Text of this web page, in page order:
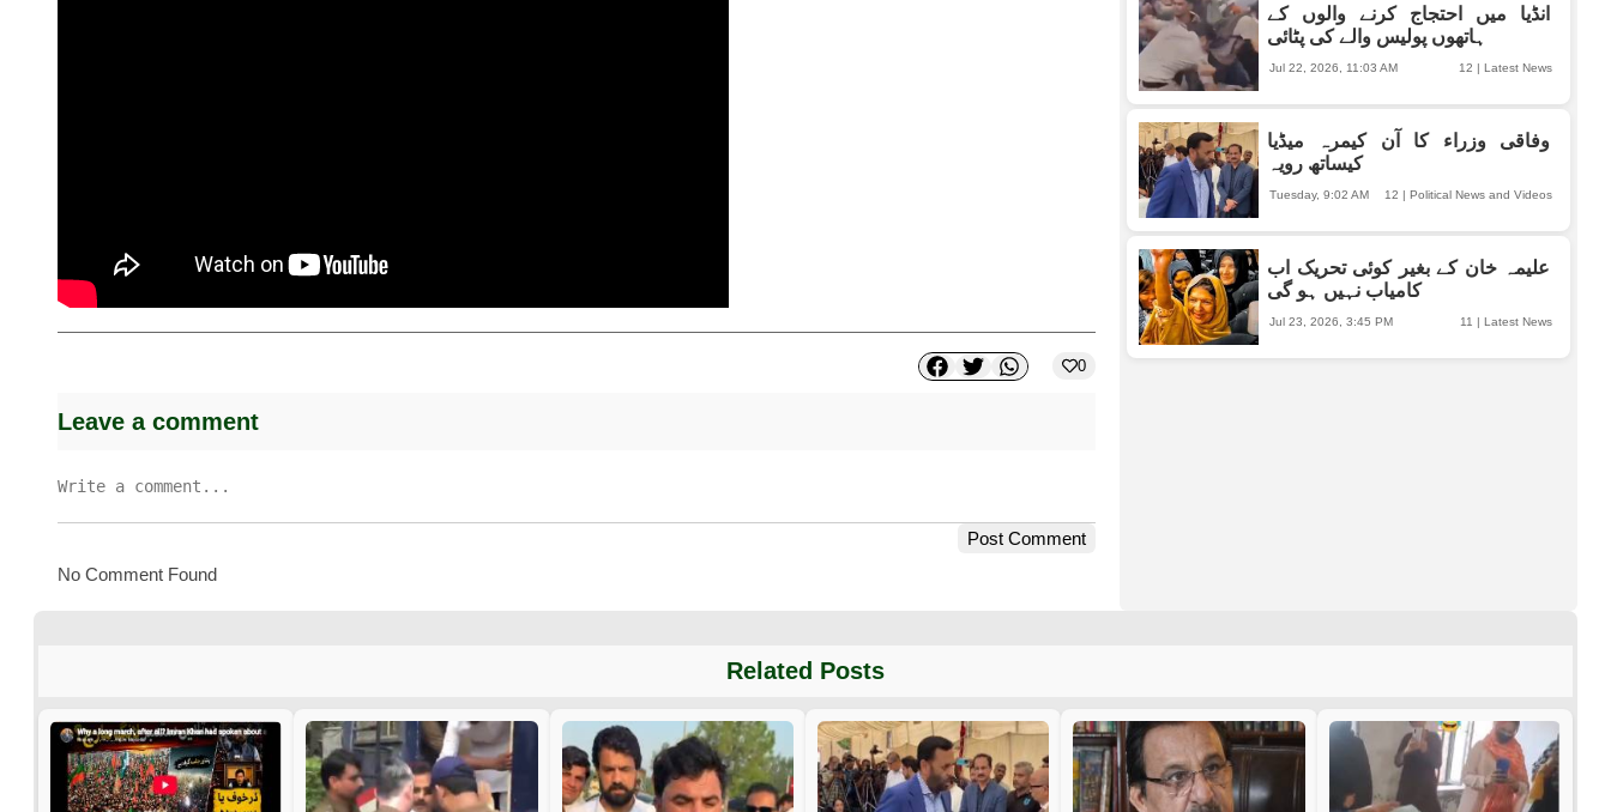
0
Leave a comment
Post Comment
No Comment Found
انڈیا میں احتجاج کرنے والوں کے
ہاتھوں پولیس والے کی پٹائی
12 | Latest News
Jul 22, 2026, 11:03 AM
وفاقی وزراء کا آن کیمرہ میڈیا
کیساتھ رویہ
12 | Political News and Videos
Tuesday, 9:02 AM
علیمہ خان کے بغیر کوئی تحریک اب
کامیاب نہیں ہو گی
11 | Latest News
Jul 23, 2026, 3:45 PM
Related Posts